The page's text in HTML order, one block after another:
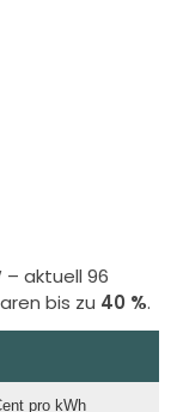
– aktuell 96
bis zu 40 %.
pro kWh